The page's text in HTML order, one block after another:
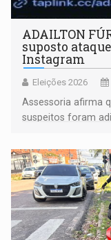
ADAILTON
suposto
Instagram
Eleições 2026
Assessoria afirma
suspeitos foram
remover as contas